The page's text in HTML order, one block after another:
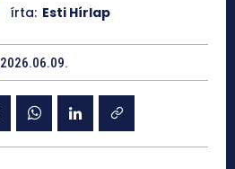
írta: Esti Hírlap
2026.06.09.